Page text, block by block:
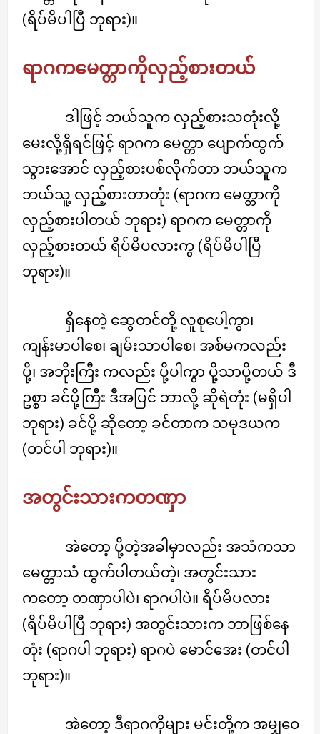
(ရိပ်မိပါပြီ ဘုရား)။
ရာဂကမေတ္တာကိုလှည့်စားတယ်
ဒါဖြင့် ဘယ်သူက လှည့်စားသတုံးလို့
မေးလို့ရှိရင်ဖြင့် ရာဂက မေတ္တာ ပျောက်ထွက်
သွားအောင် လှည့်စားပစ်လိုက်တာ ဘယ်သူက
ဘယ်သူ့ လှည့်စားတာတုံး (ရာဂက မေတ္တာကို
လှည့်စားပါတယ် ဘုရား) ရာဂက မေတ္တာကို
လှည့်စားတယ် ရိပ်မိပလားကွ (ရိပ်မိပါပြီ
ဘုရား)။
ရှိနေတဲ့ ဆွေတင်တို့ လူစုပေါ့ကွာ၊
ကျန်းမာပါစေ၊ ချမ်းသာပါစေ၊ အစ်မကလည်း
ပို့၊ အဘိုးကြီး ကလည်း ပို့ပါကွာ ပို့သာပို့တယ် ဒီ
ဥစ္စာ ခင်ပို့ကြီး ဒီအပြင် ဘာလို့ ဆိုရဲတုံး (မရှိပါ
ဘုရား) ခင်ပို့ ဆိုတော့ ခင်တာက သမုဒယက
(တင်ပါ ဘုရား)။
အတွင်းသားကတဏှာ
အဲတော့ ပို့တဲ့အခါမှာလည်း အသံကသာ
မေတ္တာသံ ထွက်ပါတယ်တဲ့၊ အတွင်းသား
ကတော့ တဏှာပါပဲ၊ ရာဂပါပဲ။ ရိပ်မိပလား
(ရိပ်မိပါပြီ ဘုရား) အတွင်းသားက ဘာဖြစ်နေ
တုံး (ရာဂပါ ဘုရား) ရာဂပဲ မောင်အေး (တင်ပါ
ဘုရား)။
အဲတော့ ဒီရာဂကိုများ မင်းတို့က အမျှဝေ